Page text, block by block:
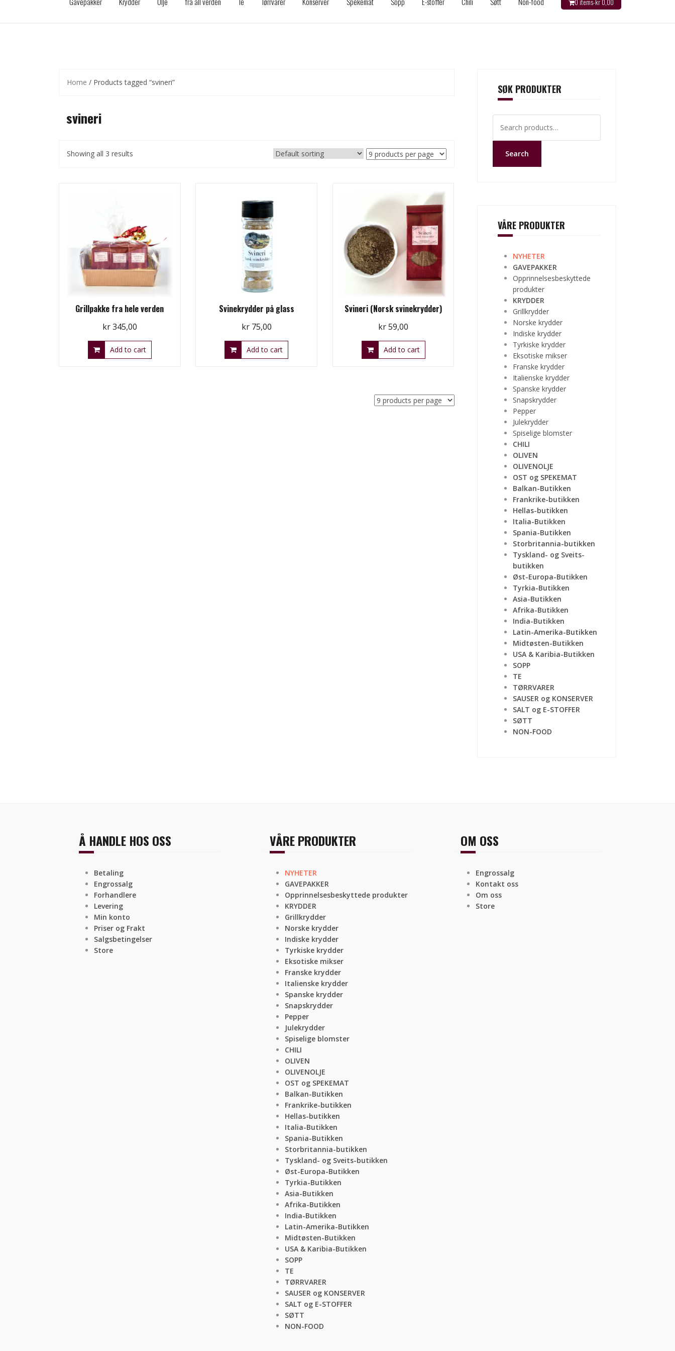
0 items-kr0,00
Home / Products tagged “svineri”
svineri
Showing all 3 results
Grillpakke fra hele verden
kr345,00
Add to cart
Svinekrydder på glass
kr75,00
Add to cart
Svineri (Norsk svinekrydder)
kr59,00
Add to cart
SØK PRODUKTER
for:
Search
VÅRE PRODUKTER
NYHETER
GAVEPAKKER
Opprinnelsesbeskyttede
produkter
KRYDDER
Grillkrydder
Norske krydder
Indiske krydder
Tyrkiske krydder
Eksotiske mikser
Franske krydder
Italienske krydder
Spanske krydder
Snapskrydder
Pepper
Julekrydder
Spiselige blomster
CHILI
OLIVEN
OLIVENOLJE
OST og SPEKEMAT
Balkan-Butikken
Frankrike-butikken
Hellas-butikken
Italia-Butikken
Spania-Butikken
Storbritannia-butikken
Tyskland- og Sveits-
butikken
Øst-Europa-Butikken
Tyrkia-Butikken
Asia-Butikken
Afrika-Butikken
India-Butikken
Latin-Amerika-Butikken
Midtøsten-Butikken
USA & Karibia-Butikken
SOPP
TE
TØRRVARER
SAUSER og KONSERVER
SALT og E-STOFFER
SØTT
NON-FOOD
Å HANDLE HOS OSS
Betaling
Engrossalg
Forhandlere
Levering
Min konto
Priser og Frakt
Salgsbetingelser
Store
VÅRE PRODUKTER
NYHETER
GAVEPAKKER
Opprinnelsesbeskyttede produkter
KRYDDER
Grillkrydder
Norske krydder
Indiske krydder
Tyrkiske krydder
Eksotiske mikser
Franske krydder
Italienske krydder
Spanske krydder
Snapskrydder
Pepper
Julekrydder
Spiselige blomster
CHILI
OLIVEN
OLIVENOLJE
OST og SPEKEMAT
Balkan-Butikken
Frankrike-butikken
Hellas-butikken
Italia-Butikken
Spania-Butikken
Storbritannia-butikken
Tyskland- og Sveits-butikken
Øst-Europa-Butikken
Tyrkia-Butikken
Asia-Butikken
Afrika-Butikken
India-Butikken
Latin-Amerika-Butikken
Midtøsten-Butikken
USA & Karibia-Butikken
SOPP
TE
TØRRVARER
SAUSER og KONSERVER
SALT og E-STOFFER
SØTT
NON-FOOD
OM OSS
Engrossalg
Kontakt oss
Om oss
Store